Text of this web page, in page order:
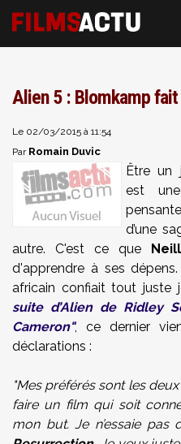
Alien 5 : Blomkamp
Le 02/03/2015 à 11:54
Par Romain Duvic
Être un
est
d’une
autre. C'est ce que
d'apprendre à ses
africain confiait tout juste
suite d’Alien de Ridley
Cameron", ce dernier
déclarations :
"Mes préférés sont les
faire un film qui soit
mon but. Je n’essaie pas